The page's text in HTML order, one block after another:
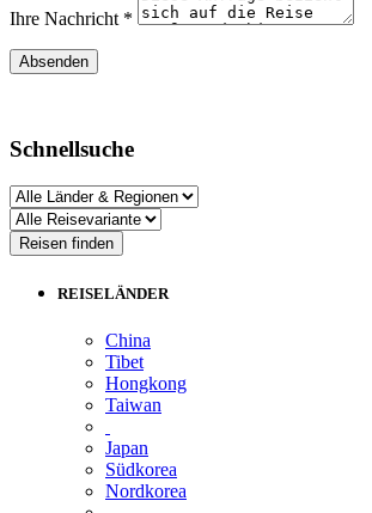
Ihre Nachricht *
Schnellsuche
REISELÄNDER
China
Tibet
Hongkong
Taiwan
Japan
Südkorea
Nordkorea